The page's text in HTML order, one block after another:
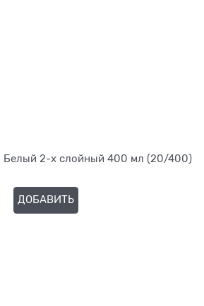
2-х слойный 400 мл (20/400)
ДОБАВИТЬ